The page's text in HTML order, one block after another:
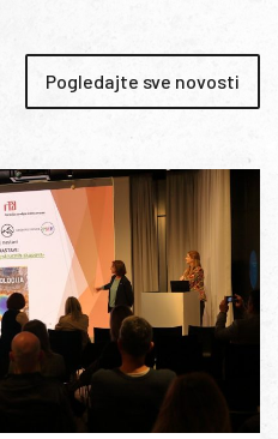
Pogledajte sve novosti